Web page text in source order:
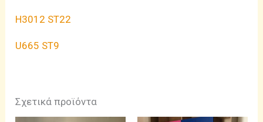
H3012 ST22
U665 ST9
Σχετικά προϊόντα